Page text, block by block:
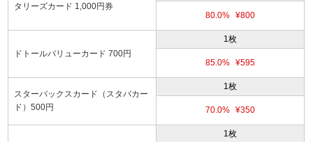
タリーズカード 1,000円券
80.0% ¥800
ドトールバリューカード 700円
1枚
85.0% ¥595
スターバックスカード（スタバカー
ド）500円
1枚
70.0% ¥350
1枚